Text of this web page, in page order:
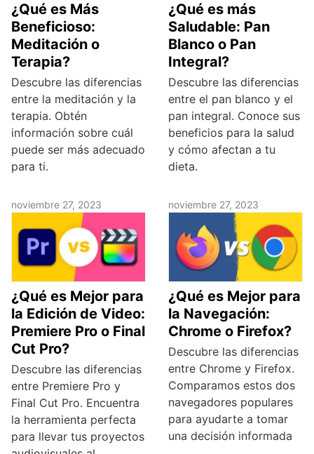
¿Qué es Más
Beneficioso:
Meditación o
Terapia?
Descubre las diferencias
entre la meditación y la
terapia. Obtén
información sobre cuál
puede ser más adecuado
para ti.
¿Qué es más
Saludable: Pan
Blanco o Pan
Integral?
Descubre las diferencias
entre el pan blanco y el
pan integral. Conoce sus
beneficios para la salud
y cómo afectan a tu
dieta.
noviembre 27, 2023
¿Qué es Mejor para
la Edición de Video:
Premiere Pro o Final
Cut Pro?
Descubre las diferencias
entre Premiere Pro y
Final Cut Pro. Encuentra
la herramienta perfecta
para llevar tus proyectos
noviembre 27, 2023
¿Qué es Mejor para
la Navegación:
Chrome o Firefox?
Descubre las diferencias
entre Chrome y Firefox.
Comparamos estos dos
navegadores populares
para ayudarte a tomar
una decisión informada